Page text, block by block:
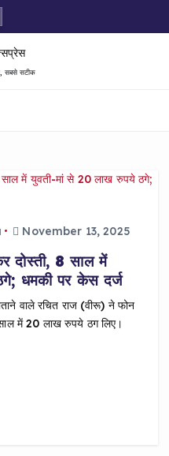
सबसे सटीक
November 13, 2025
8 साल में
धमकी पर केस दर्ज
वाले रचित राज (वीरू) ने फोन
में 20 लाख रुपये ठग लिए।